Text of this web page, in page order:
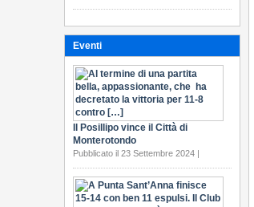
Eventi
Il Posillipo vince il Città di
Monterotondo
Pubblicato il 23 Settembre 2024 |